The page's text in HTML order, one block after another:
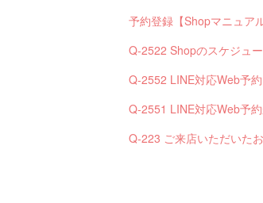
予約登録【Shopマニュアル
Q-2522 Shopのスケジュ
Q-2552 LINE対応Web予
Q-223 ご来店いただいた